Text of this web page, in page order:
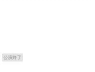
公演終了